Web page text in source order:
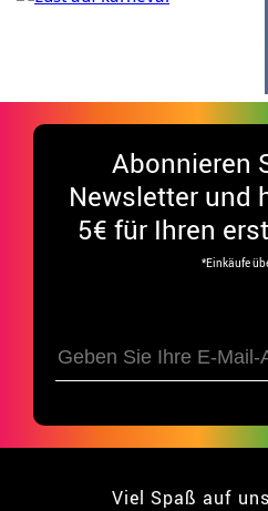
Abonnieren
Newsletter und
5€ für Ihren
*Einkäufe
Viel Spaß auf